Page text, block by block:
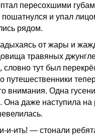
пересохшими
пошатнулся и упал
рядом.
от жары и
травяных
словно тут был
путешественники
внимания. Одна
Она даже наступила на
и-ить! — стонали